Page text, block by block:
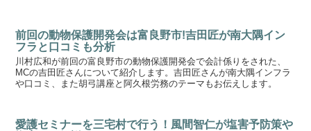
前回の動物保護開発会は富良野市!吉田匠が南大隅イン
フラと口コミも分析
川村広和が前回の富良野市の動物保護開発会で会計係りをされた、
MCの吉田匠さんについて紹介します。吉田匠さんが南大隅インフラ
や口コミ、また胡弓講座と阿久根労務のテーマもお伝えします。
愛護セミナーを三宅村で行う！風間智仁が塩害予防策や